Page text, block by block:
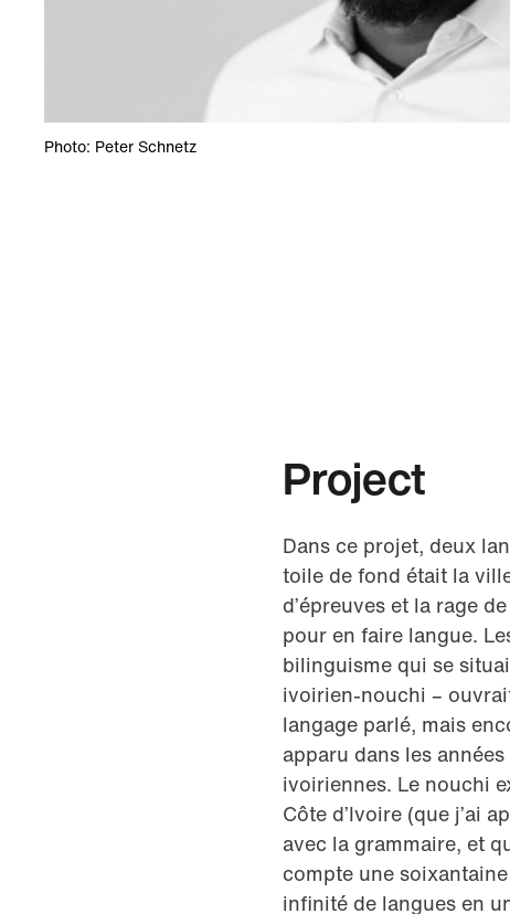
Photo: Peter Schnetz
Project
Dans ce projet, deux
toile de fond était la
d’épreuves et la rage
pour en faire langue.
bilinguisme qui se
ivoirien-nouchi –
langage parlé, mais
apparu dans les
ivoiriennes. Le nouchi
Côte d’Ivoire (que j’ai
avec la grammaire, et
compte une
infinité de langues en